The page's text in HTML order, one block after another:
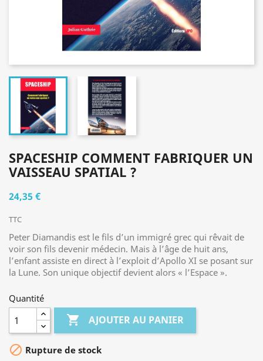
SPACESHIP COMMENT FABRIQUER UN
VAISSEAU SPATIAL ?
24,35 €
TTC
Peter Diamandis est le fils d’un immigré grec qui rêvait de
voir son fils devenir médecin. Mais à l’âge de huit ans,
l’enfant assiste en direct à l’exploit d’Apollo XI se posant sur
la Lune. Son unique objectif devient alors « l’Espace ».
Quantité
 AJOUTER AU PANIER
 Rupture de stock